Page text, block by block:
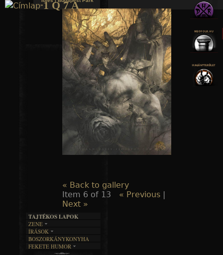
Jump to navigation
1 Q 7 A
« Back to gallery
Item 6 of 13
« Previous |
Next »
TAJTÉKOS LAPOK
ZENE
EGYÜTTESEK
INTERJÚK
FORDÍTÁSOK
ÍRÁSOK
IRODALOM
FILM
BOSZORKÁNYKONYHA
FEKETE HUMOR
»